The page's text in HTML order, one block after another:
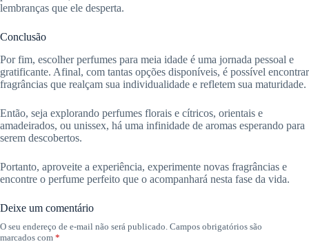
lembranças que ele desperta.
Conclusão
Por fim, escolher perfumes para meia idade é uma jornada pessoal e
gratificante. Afinal, com tantas opções disponíveis, é possível encontrar
fragrâncias que realçam sua individualidade e refletem sua maturidade.
Então, seja explorando perfumes florais e cítricos, orientais e
amadeirados, ou unissex, há uma infinidade de aromas esperando para
serem descobertos.
Portanto, aproveite a experiência, experimente novas fragrâncias e
encontre o perfume perfeito que o acompanhará nesta fase da vida.
Deixe um comentário
O seu endereço de e-mail não será publicado. Campos obrigatórios são
marcados com *